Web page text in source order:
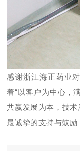
感谢浙江海正药业
着“以客户为中心，
共赢发展为本，技
最诚挚的支持与鼓励